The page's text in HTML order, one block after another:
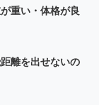
重い・体格が良
離を出せないの